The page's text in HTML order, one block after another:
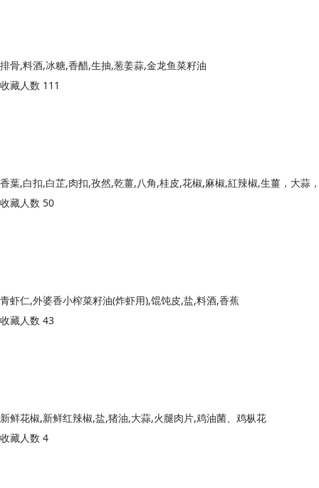
排骨,料酒,冰糖,香醋,生抽,葱姜蒜,金龙鱼菜籽油
收藏人数 111
收藏人数 50
青虾仁,外婆香小榨菜籽油(炸虾用),馄饨皮,盐,料酒,香蕉
收藏人数 43
新鲜花椒,新鲜红辣椒,盐,猪油,大蒜,火腿肉片,鸡油菌、鸡枞花
收藏人数 4